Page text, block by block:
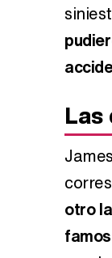
Las
otro